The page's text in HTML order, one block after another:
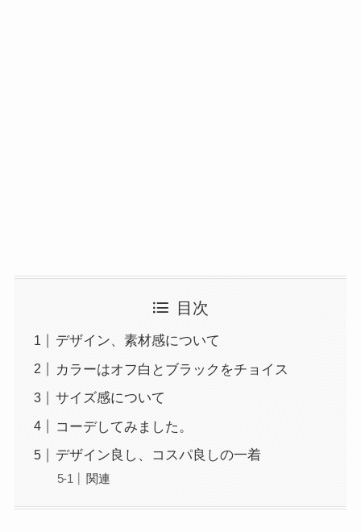
目次
デザイン、素材感について
カラーはオフ白とブラックをチョイス
サイズ感について
コーデしてみました。
デザイン良し、コスパ良しの一着
関連